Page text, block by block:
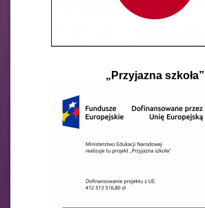
„Przyjazna szkoła”